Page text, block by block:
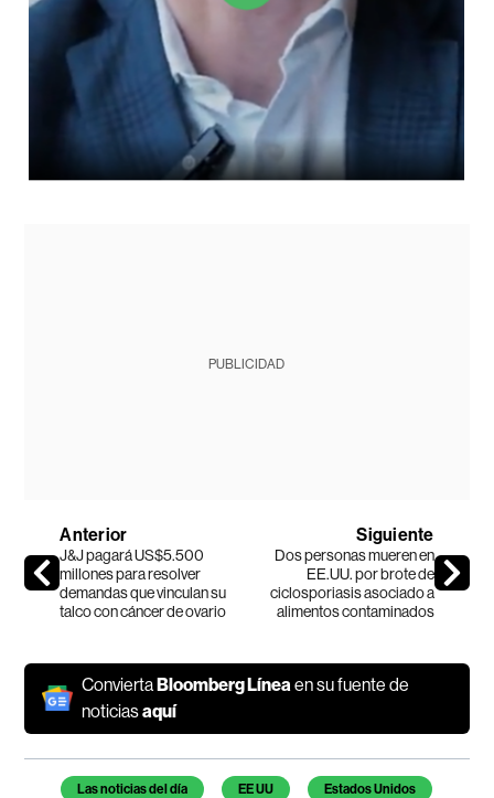
PUBLICIDAD
Anterior
J&J pagará US$5.500
millones para resolver
demandas que vinculan su
talco con cáncer de ovario
Siguiente
Dos personas mueren en
EE.UU. por brote de
ciclosporiasis asociado a
alimentos contaminados
ConviertaBloomberg Línea en su fuente de
noticiasaquí
Temas de este artículo
Las noticias del día EE UU Estados Unidos